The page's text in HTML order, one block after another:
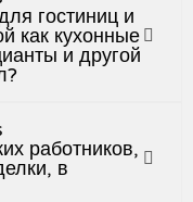
гостиниц и
как кухонные
и другой
работников,
в